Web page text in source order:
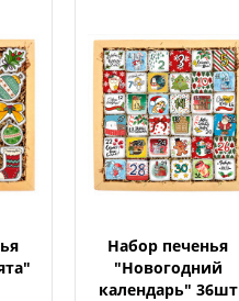
Набор печенья
"Новогодний
календарь" 36шт